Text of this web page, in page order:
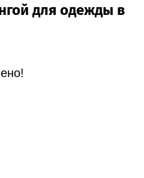
для одежды в